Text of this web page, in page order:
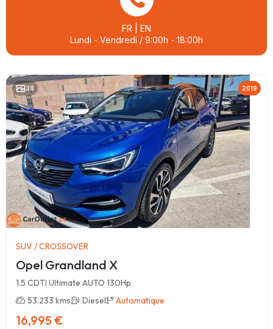
FR | EN
Lundi - Vendredi / 9:00h - 18:00h
38 2019
SUV / CROSSOVER
Opel Grandland X
1.5 CDTI Ultimate AUTO 130Hp
53.233 kms
Diesel Automatique
16,995 €